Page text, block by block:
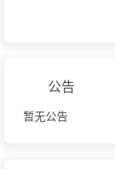
公告
暂无公告